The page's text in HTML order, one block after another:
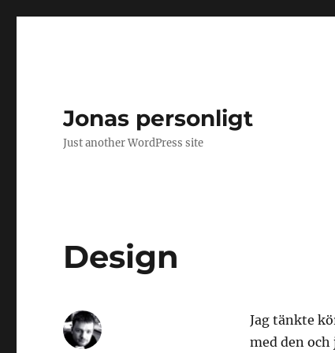
Jonas personligt
Just another WordPress site
Design
Jag tänkte
med den